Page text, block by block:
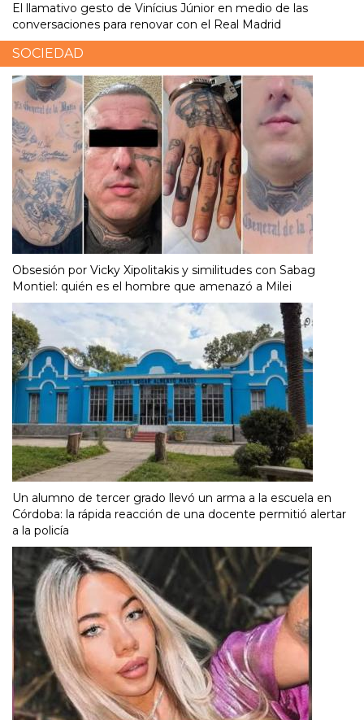
El llamativo gesto de Vinícius Júnior en medio de las
conversaciones para renovar con el Real Madrid
SOCIEDAD
Obsesión por Vicky Xipolitakis y similitudes con Sabag
Montiel: quién es el hombre que amenazó a Milei
Un alumno de tercer grado llevó un arma a la escuela en
Córdoba: la rápida reacción de una docente permitió alertar
a la policía